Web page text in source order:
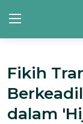
Contact
Tentang Kami
Fikih
dalam